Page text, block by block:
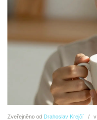
Zveřejněno od Drahoslav Krejčí v